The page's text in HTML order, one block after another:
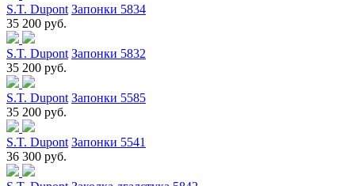
S.T. Dupont Запонки 5834
35 200 руб.
S.T. Dupont Запонки 5832
35 200 руб.
S.T. Dupont Запонки 5585
35 200 руб.
S.T. Dupont Запонки 5541
36 300 руб.